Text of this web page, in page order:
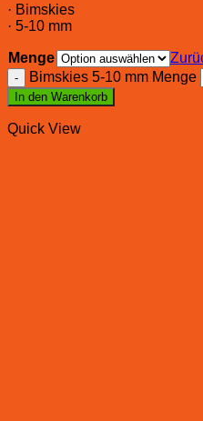
· Bimskies
· 5-10 mm
Menge
Bimskies 5-10 mm Menge
In den Warenkorb
Quick View